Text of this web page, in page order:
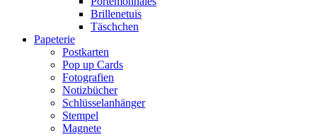
Brillenetuis
Täschchen
Papeterie
Postkarten
Pop up Cards
Fotografien
Notizbücher
Schlüsselanhänger
Stempel
Magnete